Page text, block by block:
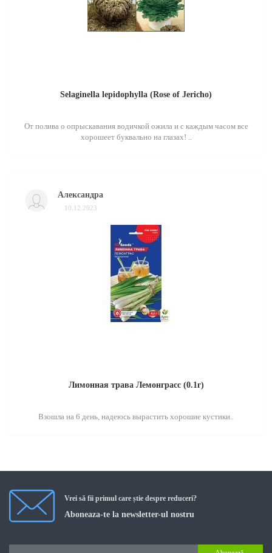
Selaginella lepidophylla (Rose of Jericho)
От полива о опрыскавания водичкой ожила и с каждым часом все
хорошеет буквально на глазах! ..
Александра
10.12.2023
Лимонная трава Лемонграсс (0.1г)
Взошла на 6 день, надеюсь вырастить хорошие кустики..
Vrei să fii primul care știe despre reduceri?
Aboneaza-te la newsletter-ul nostru